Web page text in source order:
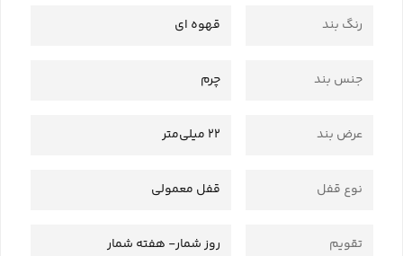
رنگ بند قهوه ای
جنس بند چرم
عرض بند 22 میلی‌متر
نوع قفل قفل معمولی
تقویم روز شمار- هفته شمار